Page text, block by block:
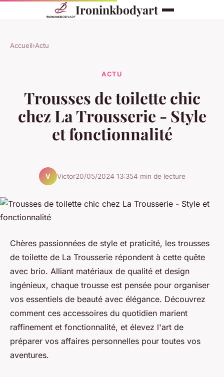
Ironinkbodyart
Accueil›Actu
ACTU
Trousses de toilette chic
chez La Trousserie - Style
et fonctionnalité
V Victor20/05/2024 13:354 min de lecture
Chères passionnées de style et praticité, les trousses
de toilette de La Trousserie répondent à cette quête
avec brio. Alliant matériaux de qualité et design
ingénieux, chaque trousse est pensée pour organiser
vos essentiels de beauté avec élégance. Découvrez
comment ces accessoires du quotidien marient
raffinement et fonctionnalité, et élevez l'art de
préparer vos affaires personnelles pour toutes vos
aventures.